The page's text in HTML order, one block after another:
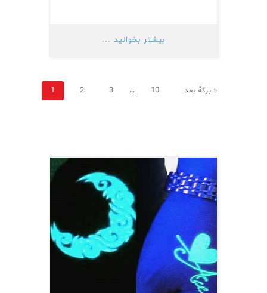
بیشتر بخوانید ...
1 2 3 … 10 برگهٔ بعد »